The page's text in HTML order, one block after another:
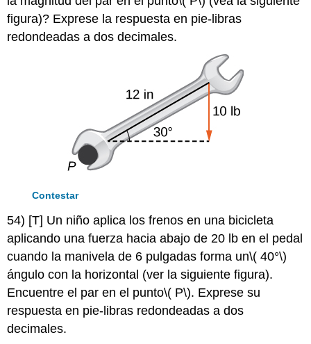
figura)? Exprese la respuesta en pie-libras
redondeadas a dos decimales.
Contestar
54) [T] Un niño aplica los frenos en una bicicleta
aplicando una fuerza hacia abajo de 20 lb en el pedal
cuando la manivela de 6 pulgadas forma un\( 40°\)
ángulo con la horizontal (ver la siguiente figura).
Encuentre el par en el punto\( P\). Exprese su
respuesta en pie-libras redondeadas a dos
decimales.